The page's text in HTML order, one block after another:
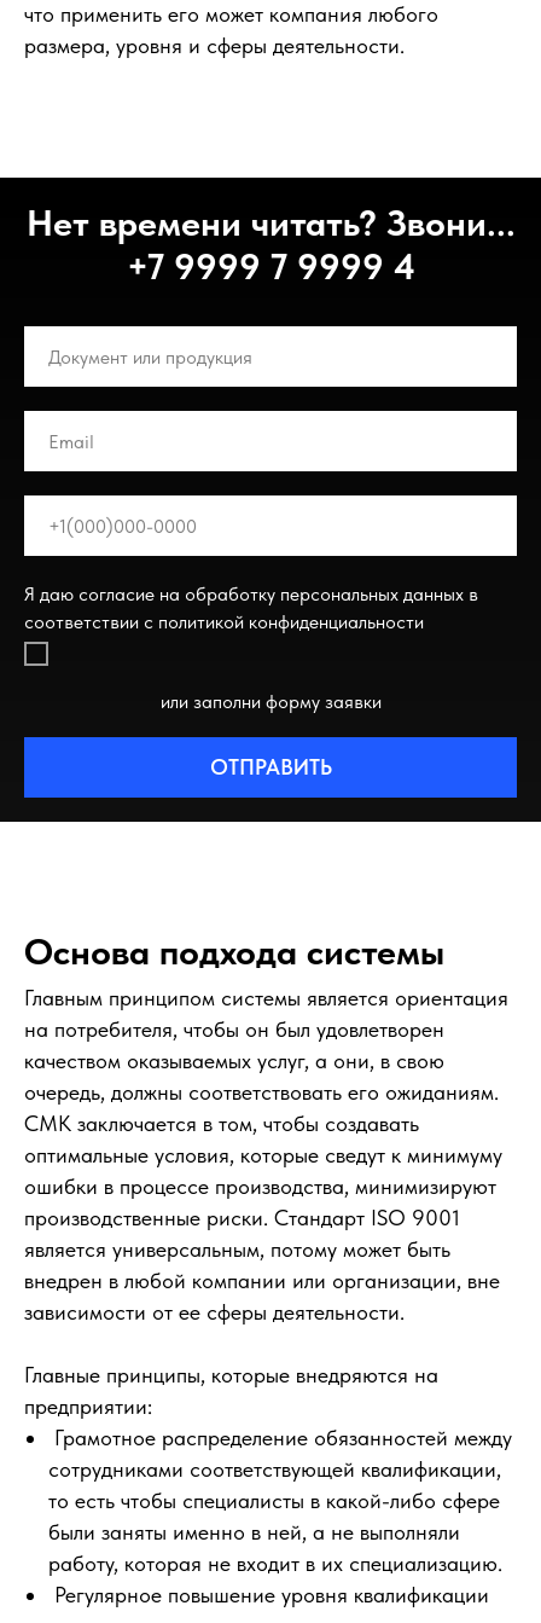
что применить его может компания любого
размера, уровня и сферы деятельности.
Нет времени читать? Звони...
+7 9999 7 9999 4
Я даю согласие на обработку персональных данных в
соответствии с политикой конфиденциальности
или заполни форму заявки
ОТПРАВИТЬ
Основа подхода системы
Главным принципом системы является ориентация
на потребителя, чтобы он был удовлетворен
качеством оказываемых услуг, а они, в свою
очередь, должны соответствовать его ожиданиям.
СМК заключается в том, чтобы создавать
оптимальные условия, которые сведут к минимуму
ошибки в процессе производства, минимизируют
производственные риски. Стандарт ISO 9001
является универсальным, потому может быть
внедрен в любой компании или организации, вне
зависимости от ее сферы деятельности.
Главные принципы, которые внедряются на
предприятии:
Грамотное распределение обязанностей между
сотрудниками соответствующей квалификации,
то есть чтобы специалисты в какой-либо сфере
были заняты именно в ней, а не выполняли
работу, которая не входит в их специализацию.
Регулярное повышение уровня квалификации